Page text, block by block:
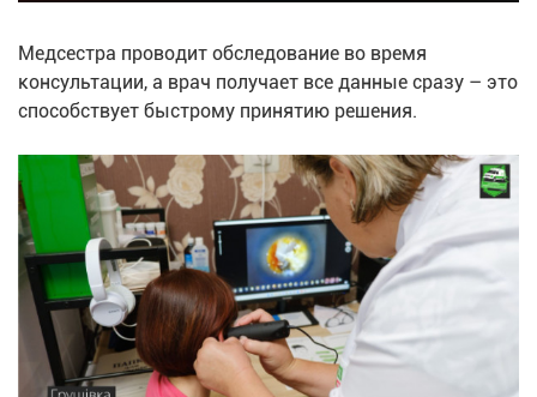
Медсестра проводит обследование во время
консультации, а врач получает все данные сразу – это
способствует быстрому принятию решения.